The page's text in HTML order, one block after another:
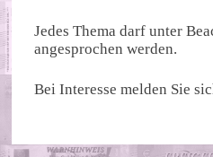
Jedes Thema darf unter
angesprochen werden.
Bei Interesse melden Sie